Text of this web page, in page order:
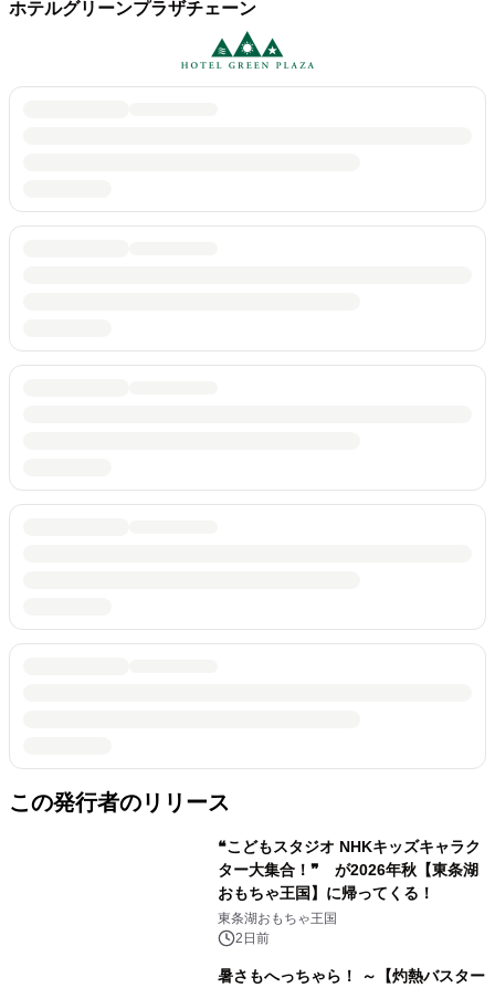
ホテルグリーンプラザチェーン
この発行者のリリース
❝こどもスタジオ NHKキッズキャラク
ター大集合！❞ が2026年秋【東条湖
おもちゃ王国】に帰ってくる！
東条湖おもちゃ王国
2日前
暑さもへっちゃら！ ～【灼熱バスター